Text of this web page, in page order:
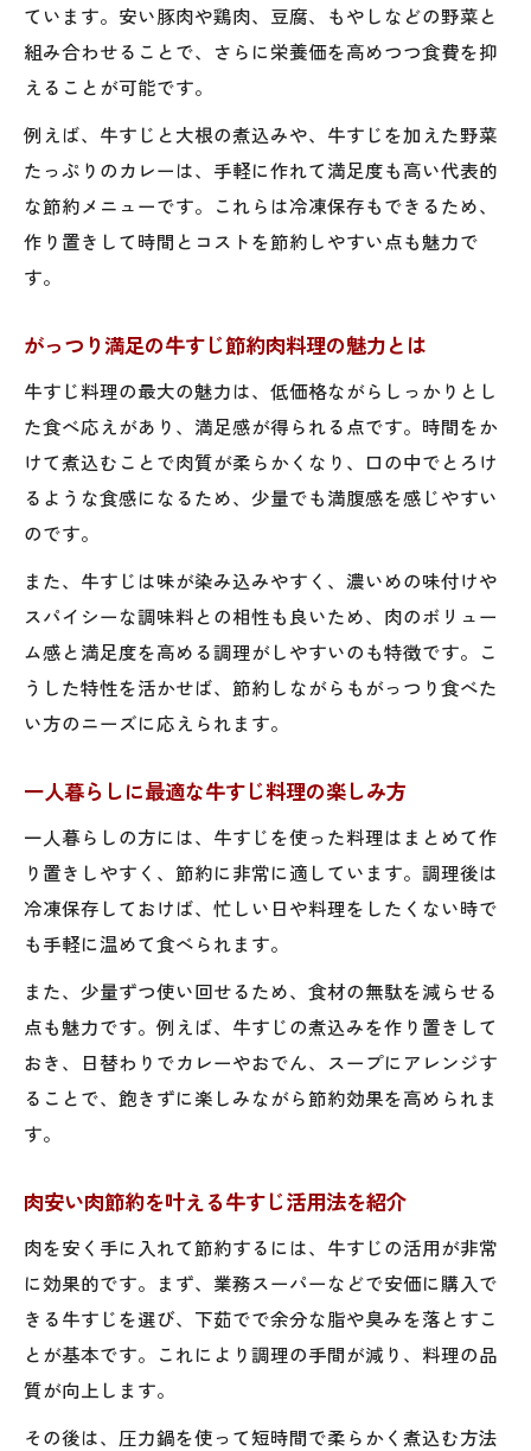
安い肉の活用術でボリューム牛すじを楽し
む
がっつり系牛すじ料理で節約生活を応援
簡単調理で栄養も満足な牛すじ活用法
安い肉と牛すじで健康的な節約レシピを紹
介
時短で作れる牛すじ料理の調理ポイント
肉安い肉節約を意識した牛すじ時短術とは
満足感の高い牛すじレシピで食費も節約
肉を安く使いたいなら牛すじがおすすめの理由
牛すじ料理が安い肉選びに最適なワケを解
説
肉安い肉節約を叶える牛すじの魅力を徹底
紹介
がっつり食べたい方へ牛すじ料理のすすめ
ています。安い豚肉や鶏肉、豆腐、もやしなどの野菜と
組み合わせることで、さらに栄養価を高めつつ食費を抑
えることが可能です。
例えば、牛すじと大根の煮込みや、牛すじを加えた野菜
たっぷりのカレーは、手軽に作れて満足度も高い代表的
な節約メニューです。これらは冷凍保存もできるため、
作り置きして時間とコストを節約しやすい点も魅力で
す。
がっつり満足の牛すじ節約肉料理の魅力とは
牛すじ料理の最大の魅力は、低価格ながらしっかりとし
た食べ応えがあり、満足感が得られる点です。時間をか
けて煮込むことで肉質が柔らかくなり、口の中でとろけ
るような食感になるため、少量でも満腹感を感じやすい
のです。
また、牛すじは味が染み込みやすく、濃いめの味付けや
スパイシーな調味料との相性も良いため、肉のボリュー
ム感と満足度を高める調理がしやすいのも特徴です。こ
うした特性を活かせば、節約しながらもがっつり食べた
い方のニーズに応えられます。
一人暮らしに最適な牛すじ料理の楽しみ方
一人暮らしの方には、牛すじを使った料理はまとめて作
り置きしやすく、節約に非常に適しています。調理後は
冷凍保存しておけば、忙しい日や料理をしたくない時で
も手軽に温めて食べられます。
また、少量ずつ使い回せるため、食材の無駄を減らせる
点も魅力です。例えば、牛すじの煮込みを作り置きして
おき、日替わりでカレーやおでん、スープにアレンジす
ることで、飽きずに楽しみながら節約効果を高められま
す。
肉安い肉節約を叶える牛すじ活用法を紹介
肉を安く手に入れて節約するには、牛すじの活用が非常
に効果的です。まず、業務スーパーなどで安価に購入で
きる牛すじを選び、下茹でで余分な脂や臭みを落とすこ
とが基本です。これにより調理の手間が減り、料理の品
質が向上します。
その後は、圧力鍋を使って短時間で柔らかく煮込む方法